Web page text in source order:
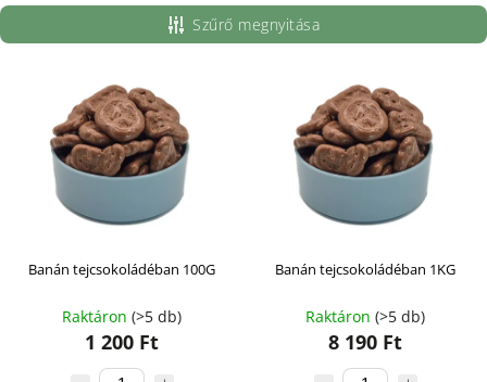
Legolcsóbb elöl
Legdrágább
termékek
ABC szerint
Szűrő megnyitása
Banán tejcsokoládéban 100G
Raktáron (>5 db)
1 200 Ft
Banán tejcsokoládéban 1KG
Raktáron (>5 db)
8 190 Ft